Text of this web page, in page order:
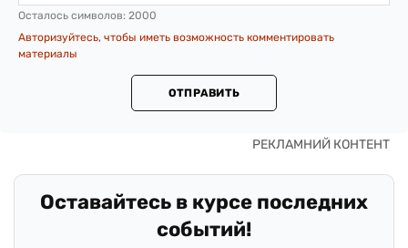
Осталось символов: 2000
Авторизуйтесь, чтобы иметь возможность комментировать
материалы
ОТПРАВИТЬ
Оставайтесь в курсе последних
событий!